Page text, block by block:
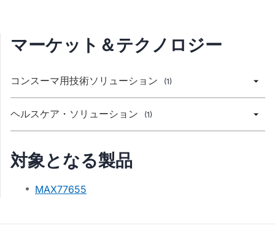
マーケット＆テクノロジー
コンスーマ用技術ソリューション (1)
ヘルスケア・ソリューション (1)
対象となる製品
MAX77655